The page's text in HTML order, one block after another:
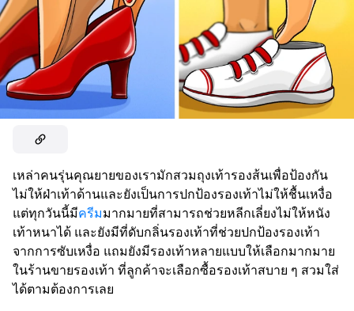
เหล่าคนรุ่นคุณยายของเรามักสวมถุงเท้ารองส้นเพื่อป้องกัน
ไม่ให้ฝ่าเท้าด้านและยังเป็นการปกป้องรองเท้าไม่ให้ชื้นเหงื่อ
แต่ทุกวันนี้มีครีมมากมายที่สามารถช่วยหลีกเลี่ยงไม่ให้หนัง
เท้าหนาได้ และยังมีที่ดับกลิ่นรองเท้าที่ช่วยปกป้องรองเท้า
จากการซับเหงื่อ แถมยังมีรองเท้าหลายแบบให้เลือกมากมาย
ในร้านขายรองเท้า ที่ลูกค้าจะเลือกซื้อรองเท้าสบาย ๆ สวมใส่
ได้ตามต้องการเลย